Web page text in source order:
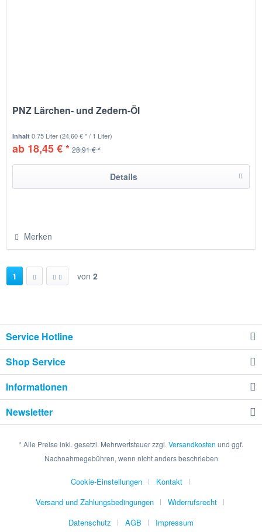
PNZ Lärchen- und Zedern-Öl
Inhalt0.75 Liter (24,60 € * / 1 Liter)
ab 18,45 € * 28,91 € *
Details
Merken
1 von 2
Service Hotline
Shop Service
Informationen
Newsletter
* Alle Preise inkl. gesetzl. Mehrwertsteuer zzgl. Versandkosten und ggf.
Nachnahmegebühren, wenn nicht anders beschrieben
Cookie-Einstellungen
Kontakt
Versand und Zahlungsbedingungen
Widerrufsrecht
Datenschutz
AGB Impressum